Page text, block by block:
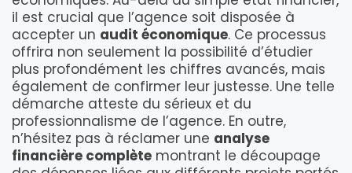
il est crucial que l’agence soit disposée à
accepter un audit économique. Ce processus
offrira non seulement la possibilité d’étudier
plus profondément les chiffres avancés, mais
également de confirmer leur justesse. Une telle
démarche atteste du sérieux et du
professionnalisme de l’agence. En outre,
n’hésitez pas à réclamer une analyse
financière complète montrant le découpage